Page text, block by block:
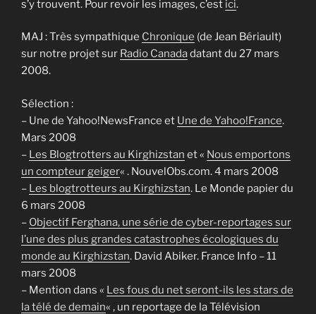
s’y trouvent. Pour revoir les images, c’est ici.
MAJ : Très sympathique Chronique (de Jean Bériault)
sur notre projet sur Radio Canadadatant du 27 mars
2008.
Sélection :
– Une de Yahoo!NewsFrance et Une de Yahoo!France.
Mars 2008
– Les Blogtrotters au Kirghizstan et « Nous emportons
un compteur geiger« . NouvelObs.com. 4 mars 2008
– Les blogtrotteurs au Kirghizstan. Le Monde papier du
6 mars 2008
– Objectif Ferghana, une série de cyber-reportages sur
l’une des plus grandes catastrophes écologiques du
monde au Kirghizstan. David Abiker. France Info – 11
mars 2008
– Mention dans « Les fous du net seront-ils les stars de
la télé de demain« , un reportage de la Télévision